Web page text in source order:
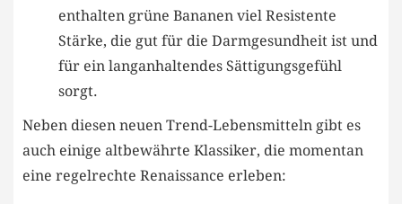
enthalten grüne Bananen viel Resistente
⁢Stärke, die gut‌ für die ⁤Darmgesundheit⁢ ist ⁣und
für ein langanhaltendes‍ Sättigungsgefühl⁢
sorgt.
Neben diesen neuen Trend-Lebensmitteln gibt es
auch einige altbewährte ⁤Klassiker, die momentan
⁤eine regelrechte⁤ Renaissance erleben: